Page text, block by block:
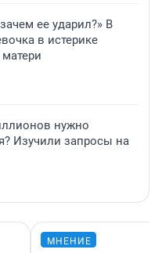
ее ударил?» В
в истерике
нужно
Изучили запросы на
МНЕНИЕ